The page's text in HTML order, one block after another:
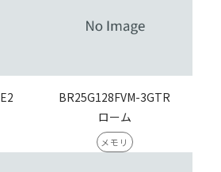
BR25G128FVM-3GTR
ローム
メモリ